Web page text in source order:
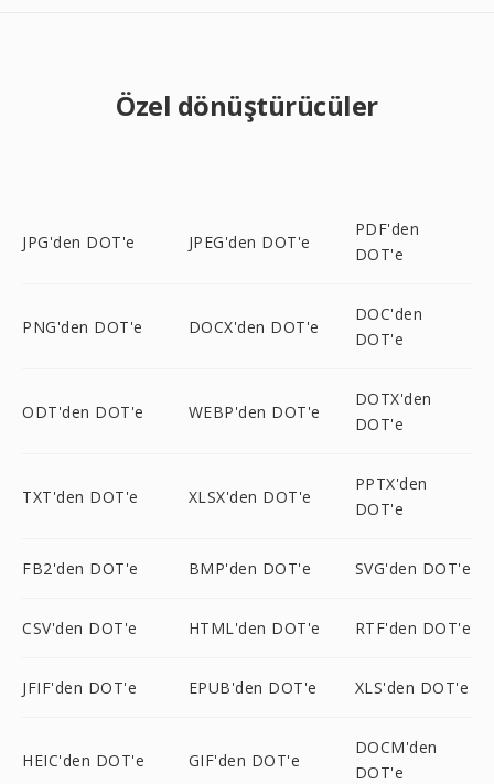
Özel dönüştürücüler
JPG'den DOT'e JPEG'den DOT'e
PDF'den
DOT'e
PNG'den DOT'e DOCX'den DOT'e
DOC'den
DOT'e
ODT'den DOT'e WEBP'den DOT'e
DOTX'den
DOT'e
TXT'den DOT'e XLSX'den DOT'e
PPTX'den
DOT'e
FB2'den DOT'e BMP'den DOT'e SVG'den DOT'e
CSV'den DOT'e HTML'den DOT'e RTF'den DOT'e
JFIF'den DOT'e EPUB'den DOT'e XLS'den DOT'e
HEIC'den DOT'e GIF'den DOT'e
DOCM'den
DOT'e